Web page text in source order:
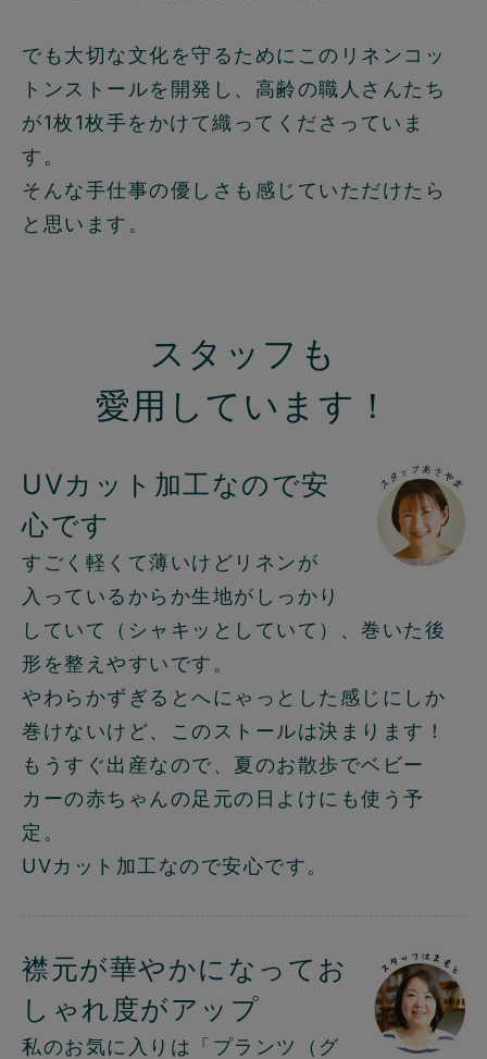
でも大切な文化を守るためにこのリネンコッ
トンストールを開発し、高齢の職人さんたち
が1枚1枚手をかけて織ってくださっていま
す。
そんな手仕事の優しさも感じていただけたら
と思います。
スタッフも
愛用しています！
UVカット加工なので安
心です
すごく軽くて薄いけどリネンが
入っているからか生地がしっかり
していて（シャキッとしていて）、巻いた後
形を整えやすいです。
やわらかずぎるとへにゃっとした感じにしか
巻けないけど、このストールは決まります！
もうすぐ出産なので、夏のお散歩でベビー
カーの赤ちゃんの足元の日よけにも使う予
定。
UVカット加工なので安心です。
襟元が華やかになってお
しゃれ度がアップ
私のお気に入りは「プランツ（グ